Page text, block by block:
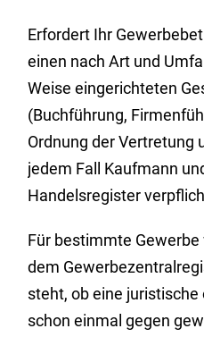
Erfordert Ihr
einen nach Art und
Weise eingerichteten
(Buchführung,
Ordnung der Vertretung
jedem Fall Kaufmann
Handelsregister
Für bestimmte
dem
steht, ob eine juristische
schon einmal gegen